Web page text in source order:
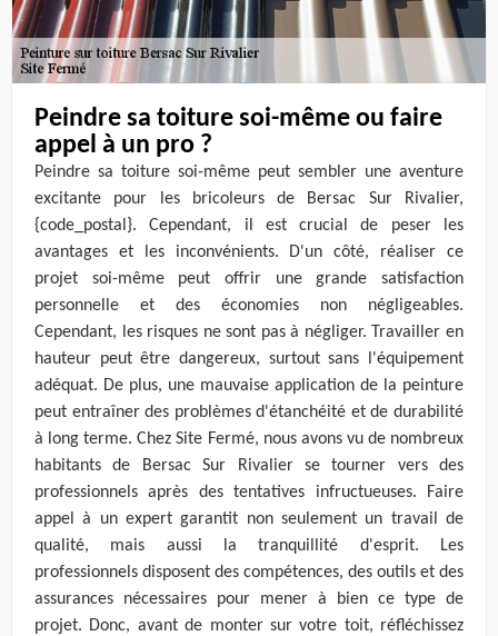
Peindre sa toiture soi-même ou faire
appel à un pro ?
Peindre sa toiture soi-même peut sembler une aventure
excitante pour les bricoleurs de Bersac Sur Rivalier,
{code_postal}. Cependant, il est crucial de peser les
avantages et les inconvénients. D'un côté, réaliser ce
projet soi-même peut offrir une grande satisfaction
personnelle et des économies non négligeables.
Cependant, les risques ne sont pas à négliger. Travailler en
hauteur peut être dangereux, surtout sans l'équipement
adéquat. De plus, une mauvaise application de la peinture
peut entraîner des problèmes d'étanchéité et de durabilité
à long terme. Chez Site Fermé, nous avons vu de nombreux
habitants de Bersac Sur Rivalier se tourner vers des
professionnels après des tentatives infructueuses. Faire
appel à un expert garantit non seulement un travail de
qualité, mais aussi la tranquillité d'esprit. Les
professionnels disposent des compétences, des outils et des
assurances nécessaires pour mener à bien ce type de
projet. Donc, avant de monter sur votre toit, réfléchissez